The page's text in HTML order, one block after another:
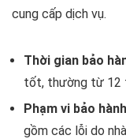
cung cấp dịch vụ.
Thời gian bảo
tốt, thường từ 12
Phạm vi bảo
gồm các lỗi do